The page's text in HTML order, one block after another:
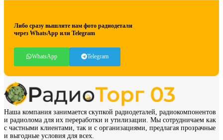
Либо сразу вышлите нам фото радиодетали
через WhatsApp или Telegram
WhatsApp Telegram
Наша компания занимается скупкой радиодеталей, радиокомпонентов
и радиолома для их переработки и утилизации. Мы сотрудничаем как
с частными клиентами, так и с организациями, предлагая прозрачные
и выгодные условия для всех.